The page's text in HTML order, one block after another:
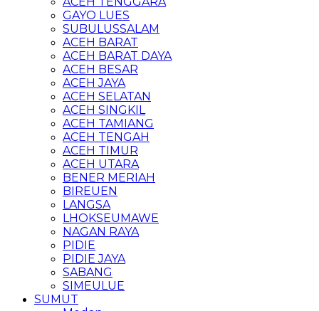
GAYO LUES
SUBULUSSALAM
ACEH BARAT
ACEH BARAT DAYA
ACEH BESAR
ACEH JAYA
ACEH SELATAN
ACEH SINGKIL
ACEH TAMIANG
ACEH TENGAH
ACEH TIMUR
ACEH UTARA
BENER MERIAH
BIREUEN
LANGSA
LHOKSEUMAWE
NAGAN RAYA
PIDIE
PIDIE JAYA
SABANG
SIMEULUE
SUMUT